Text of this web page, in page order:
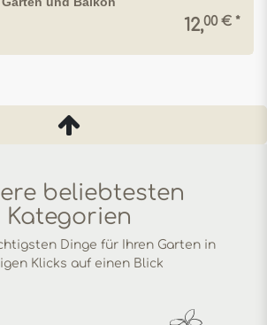
12,00 € *
beliebtesten
Kategorien
Dinge für Ihren Garten in
Klicks auf einen Blick